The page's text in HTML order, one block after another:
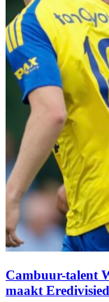
Cambuur-talent
maakt